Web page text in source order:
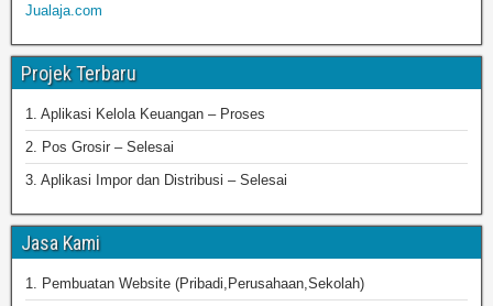
Jualaja.com
Projek Terbaru
1. Aplikasi Kelola Keuangan – Proses
2. Pos Grosir – Selesai
3. Aplikasi Impor dan Distribusi – Selesai
Jasa Kami
1. Pembuatan Website (Pribadi,Perusahaan,Sekolah)